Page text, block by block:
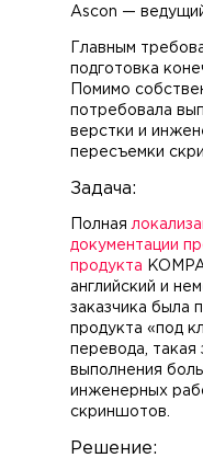
Ascon —
Главным
подготовка
Помимо
потребовала
верстки и
пересъемки
Задача:
Полная
документации
продукта
английский и
заказчика была
продукта «под
перевода, такая
выполнения
инженерных
скриншотов.
Решение: